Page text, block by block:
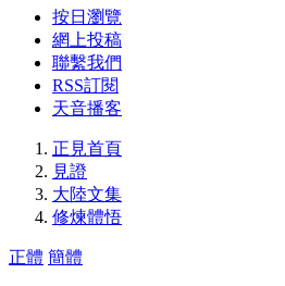
按日瀏覽
網上投稿
聯繫我們
RSS訂閱
天音播客
正見首頁
見證
大陸文集
修煉體悟
正體 簡體